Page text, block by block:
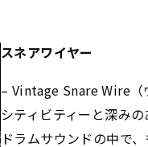
スネアワイヤー
– Vintage Snare Wire（
シティビティーと深み
ドラムサウンドの中で